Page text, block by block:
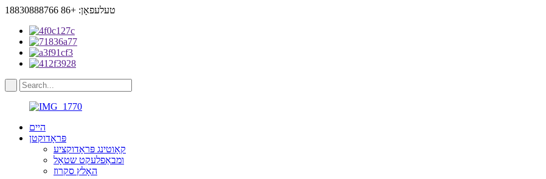
טעלעפאָן: +86 18830888766
היים
פּראָדוקטן
קאָוטינג פּראָדוקציע
ומבאַפלעקט שטאָל
האָלץ סקרוז